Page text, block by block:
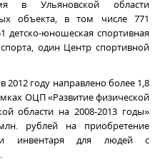
в Ульяновской области
объекта, в том числе 771
детско-юношеская спортивная
один Центр спортивной
2012 году направлено более 1,8
ОЦП «Развитие физической
области на 2008-2013 годы»
рублей на приобретение
и инвентаря для людей с